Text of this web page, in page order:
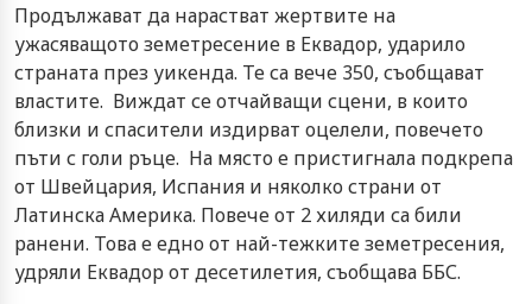
Продължават да нарастват жертвите на
ужасяващото земетресение в Еквадор, ударило
страната през уикенда. Те са вече 350, съобщават
властите. Виждат се отчайващи сцени, в които
близки и спасители издирват оцелели, повечето
пъти с голи ръце. На място е пристигнала подкрепа
от Швейцария, Испания и няколко страни от
Латинска Америка. Повече от 2 хиляди са били
ранени. Това е едно от най-тежките земетресения,
удряли Еквадор от десетилетия, съобщава ББС.